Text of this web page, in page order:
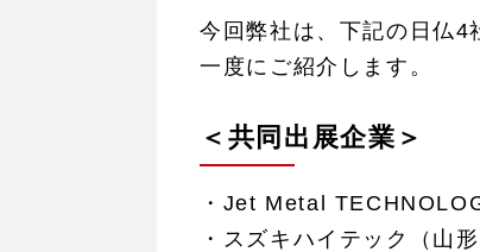
今回弊社は、下記の日仏4
一度にご紹介します。
＜共同出展企業＞
・Jet Metal
・スズキハイテック（山形